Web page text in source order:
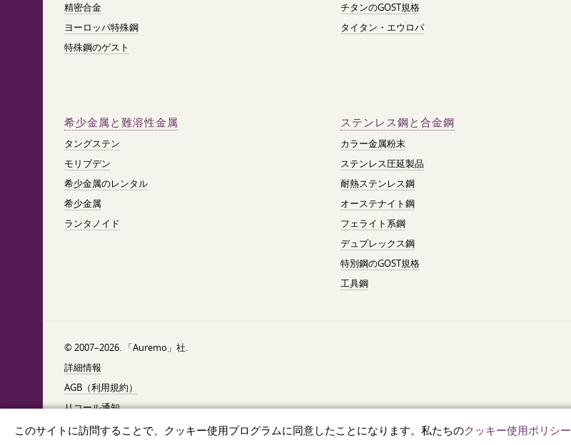
このサイトに訪問することで、クッキー使用プログラムに同意したことになります。私たちのクッキー使用ポリシー
精密合金
ヨーロッパ特殊鋼
特殊鋼のゲスト
チタンのGOST規格
タイタン・エウロパ
希少金属と難溶性金属
タングステン
モリブデン
希少金属のレンタル
希少金属
ランタノイド
ステンレス鋼と合金鋼
カラー金属粉末
ステンレス圧延製品
耐熱ステンレス鋼
オーステナイト鋼
フェライト系鋼
デュプレックス鋼
特別鋼のGOST規格
工具鋼
© 2007–2026. 「Auremo」社.
詳細情報
AGB（利用規約）
リコール通知
データ保護